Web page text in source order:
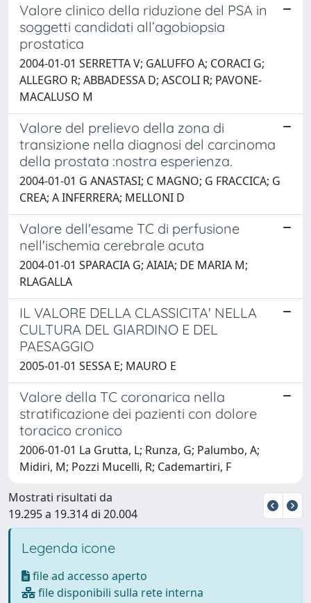
Valore clinico della riduzione del PSA in
soggetti candidati all’agobiopsia
prostatica
2004-01-01 SERRETTA V; GALUFFO A; CORACI G;
ALLEGRO R; ABBADESSA D; ASCOLI R; PAVONE-
MACALUSO M
Valore del prelievo della zona di
transizione nella diagnosi del carcinoma
della prostata :nostra esperienza.
2004-01-01 G ANASTASI; C MAGNO; G FRACCICA; G
CREA; A INFERRERA; MELLONI D
Valore dell'esame TC di perfusione
nell'ischemia cerebrale acuta
2004-01-01 SPARACIA G; AIAIA; DE MARIA M;
RLAGALLA
IL VALORE DELLA CLASSICITA' NELLA
CULTURA DEL GIARDINO E DEL
PAESAGGIO
2005-01-01 SESSA E; MAURO E
Valore della TC coronarica nella
stratificazione dei pazienti con dolore
toracico cronico
2006-01-01 La Grutta, L; Runza, G; Palumbo, A;
Midiri, M; Pozzi Mucelli, R; Cademartiri, F
Mostrati risultati da
19.295 a 19.314 di 20.004
Legenda icone
file ad accesso aperto
file disponibili sulla rete interna